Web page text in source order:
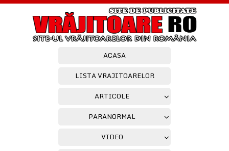
ACASA
LISTA VRAJITOARELOR
ARTICOLE
PARANORMAL
VIDEO